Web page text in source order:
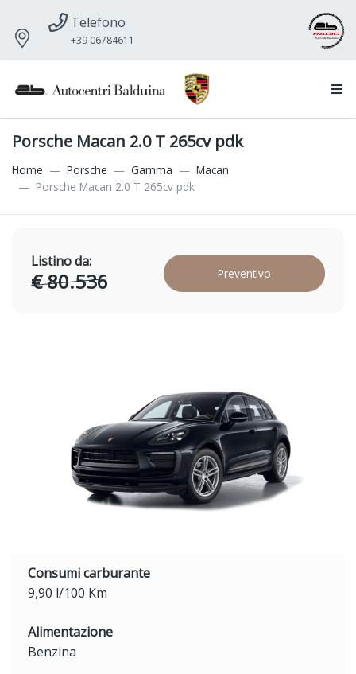
Telefono
+39 06784611
Porsche Macan 2.0 T 265cv pdk
Home Porsche Gamma
Macan
Porsche Macan 2.0 T 265cv pdk
Listino da:
€ 80.536 Preventivo
Consumi carburante
9,90 l/100 Km
Alimentazione
Benzina